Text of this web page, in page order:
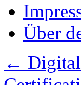
Über
←